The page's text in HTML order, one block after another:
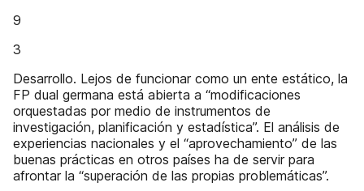
9
3
Desarrollo. Lejos de funcionar como un ente estático, la
FP dual germana está abierta a “modificaciones
orquestadas por medio de instrumentos de
investigación, planificación y estadística”. El análisis de
experiencias nacionales y el “aprovechamiento” de las
buenas prácticas en otros países ha de servir para
afrontar la “superación de las propias problemáticas”.